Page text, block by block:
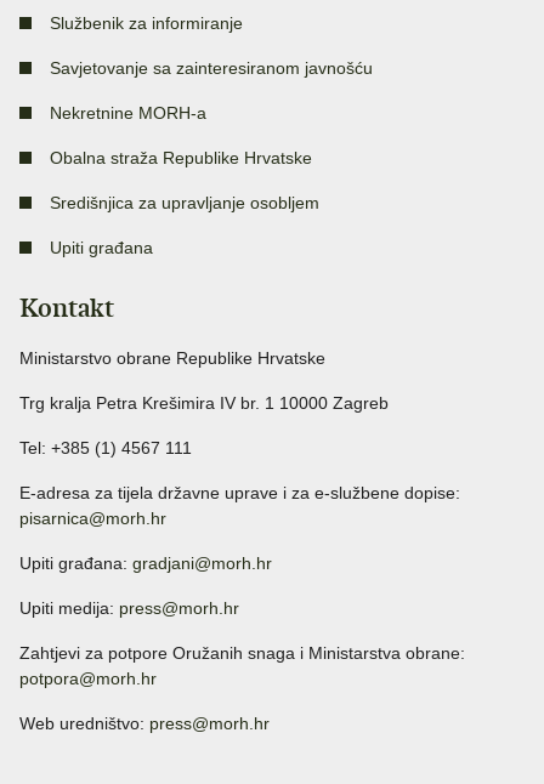
Službenik za informiranje
Savjetovanje sa zainteresiranom javnošću
Nekretnine MORH-a
Obalna straža Republike Hrvatske
Središnjica za upravljanje osobljem
Upiti građana
Kontakt
Ministarstvo obrane Republike Hrvatske
Trg kralja Petra Krešimira IV br. 1 10000 Zagreb
Tel: +385 (1) 4567 111
E-adresa za tijela državne uprave i za e-službene dopise:
pisarnica@morh.hr
Upiti građana: gradjani@morh.hr
Upiti medija: press@morh.hr
Zahtjevi za potpore Oružanih snaga i Ministarstva obrane:
potpora@morh.hr
Web uredništvo: press@morh.hr